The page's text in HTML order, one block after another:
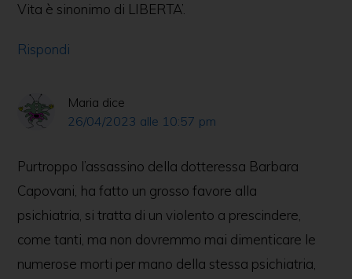
Vita è sinonimo di LIBERTA’.
Rispondi
Maria dice
26/04/2023 alle 10:57 pm
Purtroppo l’assassino della dotteressa Barbara
Capovani, ha fatto un grosso favore alla
psichiatria, si tratta di un violento a prescindere,
come tanti, ma non dovremmo mai dimenticare le
numerose morti per mano della stessa psichiatria,